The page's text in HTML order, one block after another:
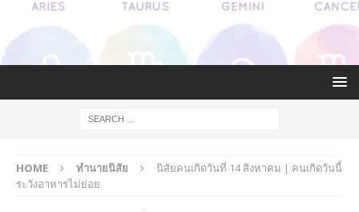
HOME ทำนายนิสัย
นิสัยคนเกิดวันที่ 14 สิงหาคม | คนเกิดวันนี้
ระวังอาหารไม่ย่อย